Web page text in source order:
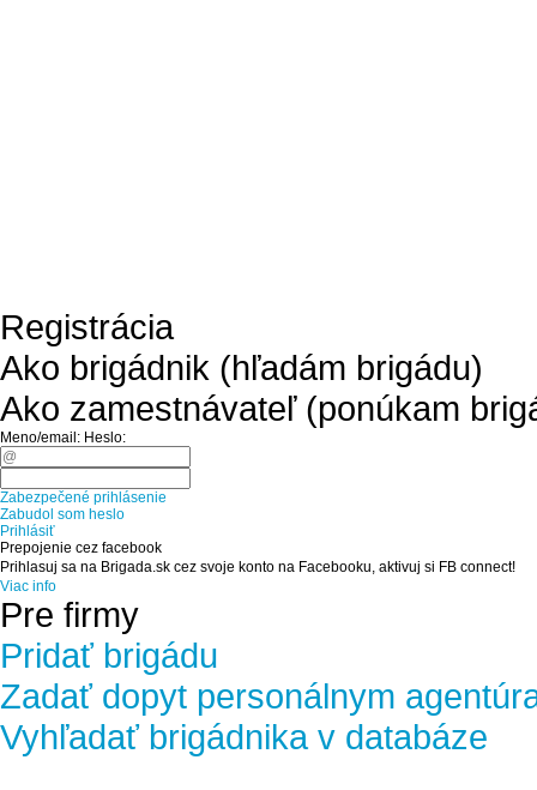
Registrácia
Ako brigádnik (hľadám brigádu)
Ako zamestnávateľ (ponúkam
Meno/email: Heslo:
Zabezpečené prihlásenie
Zabudol som heslo
Prihlásiť
Prepojenie cez facebook
Prihlasuj sa na Brigada.sk cez svoje konto na Facebooku, aktivuj si FB connect!
Viac info
Pre firmy
Pridať brigádu
Zadať dopyt personálnym
Vyhľadať brigádnika v databáze